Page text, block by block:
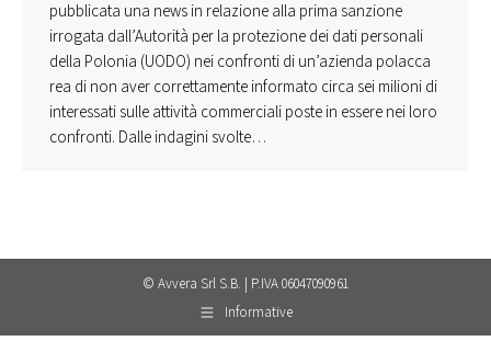
pubblicata una news in relazione alla prima sanzione
irrogata dall’Autorità per la protezione dei dati personali
della Polonia (UODO) nei confronti di un’azienda polacca
rea di non aver correttamente informato circa sei milioni di
interessati sulle attività commerciali poste in essere nei loro
confronti. Dalle indagini svolte…
© Avvera Srl S.B. | P.IVA 06047090961
Informative